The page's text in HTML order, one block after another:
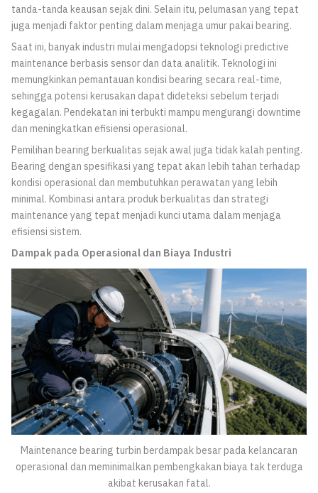
tanda-tanda keausan sejak dini. Selain itu, pelumasan yang tepat
juga menjadi faktor penting dalam menjaga umur pakai bearing.
Saat ini, banyak industri mulai mengadopsi teknologi predictive
maintenance berbasis sensor dan data analitik. Teknologi ini
memungkinkan pemantauan kondisi bearing secara real-time,
sehingga potensi kerusakan dapat dideteksi sebelum terjadi
kegagalan. Pendekatan ini terbukti mampu mengurangi downtime
dan meningkatkan efisiensi operasional.
Pemilihan bearing berkualitas sejak awal juga tidak kalah penting.
Bearing dengan spesifikasi yang tepat akan lebih tahan terhadap
kondisi operasional dan membutuhkan perawatan yang lebih
minimal. Kombinasi antara produk berkualitas dan strategi
maintenance yang tepat menjadi kunci utama dalam menjaga
efisiensi sistem.
Dampak pada Operasional dan Biaya Industri
Maintenance bearing turbin berdampak besar pada kelancaran
operasional dan meminimalkan pembengkakan biaya tak terduga
akibat kerusakan fatal.